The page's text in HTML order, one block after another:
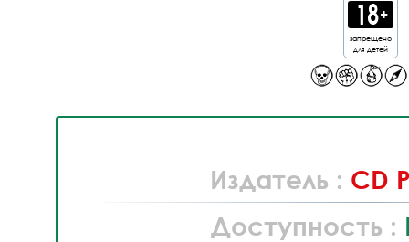
запрещено
для детей
Издатель : CD
Доступность :